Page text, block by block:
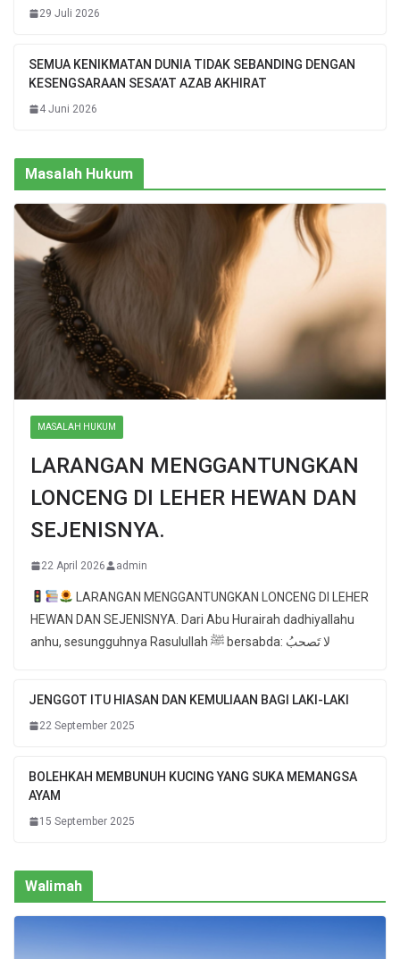
29 Juli 2026
SEMUA KENIKMATAN DUNIA TIDAK SEBANDING DENGAN
KESENGSARAAN SESA’AT AZAB AKHIRAT
4 Juni 2026
Masalah Hukum
MASALAH HUKUM
LARANGAN MENGGANTUNGKAN
LONCENG DI LEHER HEWAN DAN
SEJENISNYA.
22 April 2026 admin
LARANGAN MENGGANTUNGKAN LONCENG DI LEHER
HEWAN DAN SEJENISNYA. Dari Abu Hurairah dadhiyallahu
anhu, sesungguhnya Rasulullah ﷺ bersabda: لا تَصحبُ
JENGGOT ITU HIASAN DAN KEMULIAAN BAGI LAKI-LAKI
22 September 2025
BOLEHKAH MEMBUNUH KUCING YANG SUKA MEMANGSA
AYAM
15 September 2025
Walimah